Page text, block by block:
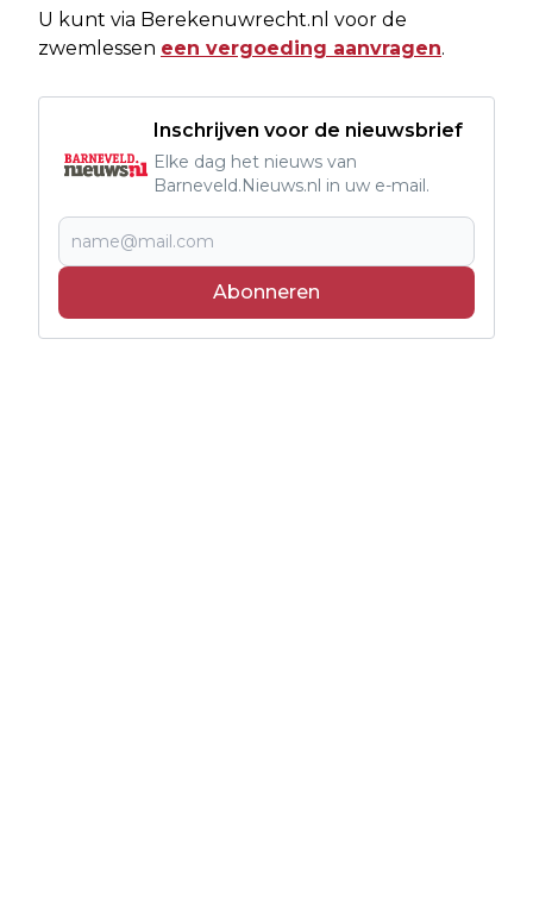
U kunt via Berekenuwrecht.nl voor de
zwemlessen een vergoeding aanvragen.
Inschrijven voor de nieuwsbrief
Elke dag het nieuws van
Barneveld.Nieuws.nl in uw e-mail.
Abonneren